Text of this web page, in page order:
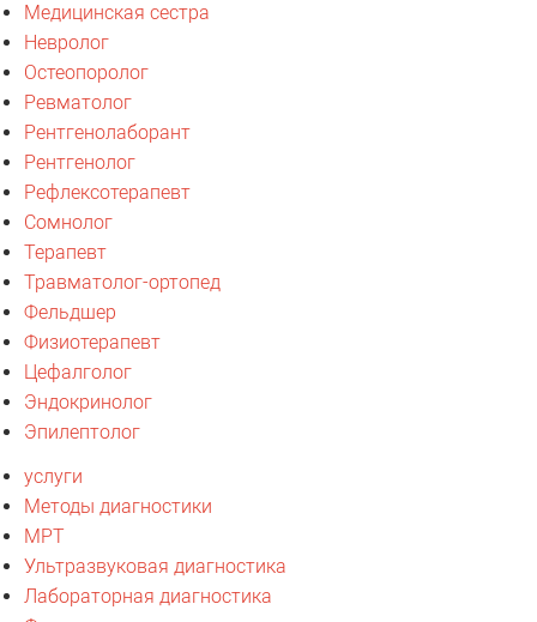
Медицинская сестра
Невролог
Остеопоролог
Ревматолог
Рентгенолаборант
Рентгенолог
Рефлексотерапевт
Сомнолог
Терапевт
Травматолог-ортопед
Фельдшер
Физиотерапевт
Цефалголог
Эндокринолог
Эпилептолог
услуги
Методы диагностики
МРТ
Ультразвуковая диагностика
Лабораторная диагностика